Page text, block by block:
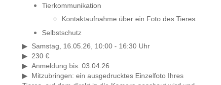
Tierkommunikation
Kontaktaufnahme über ein Foto des Tieres
Selbstschutz
▶ Samstag, 16.05.26, 10:00 - 16:30 Uhr
▶ 230 €
▶ Anmeldung bis: 03.04.26
▶ Mitzubringen: ein ausgedrucktes Einzelfoto Ihres